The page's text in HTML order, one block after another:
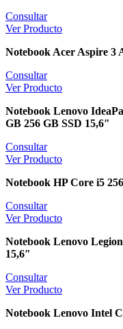
Consultar
Ver Producto
Notebook Acer Aspire 3
Consultar
Ver Producto
Notebook Lenovo
GB 256 GB SSD 15,6″
Consultar
Ver Producto
Notebook HP Core i5
Consultar
Ver Producto
Notebook Lenovo
15,6″
Consultar
Ver Producto
Notebook Lenovo Intel